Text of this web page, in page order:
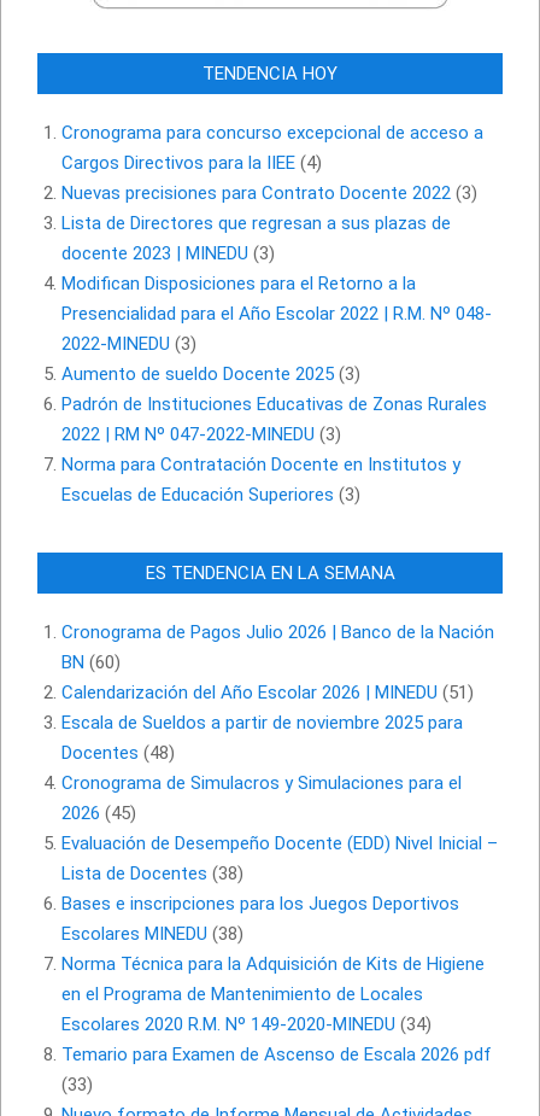
TENDENCIA HOY
Cronograma para concurso excepcional de acceso a
Cargos Directivos para la IIEE (4)
Nuevas precisiones para Contrato Docente 2022 (3)
Lista de Directores que regresan a sus plazas de
docente 2023 | MINEDU (3)
Modifican Disposiciones para el Retorno a la
Presencialidad para el Año Escolar 2022 | R.M. Nº 048-
2022-MINEDU (3)
Aumento de sueldo Docente 2025 (3)
Padrón de Instituciones Educativas de Zonas Rurales
2022 | RM Nº 047-2022-MINEDU (3)
Norma para Contratación Docente en Institutos y
Escuelas de Educación Superiores (3)
ES TENDENCIA EN LA SEMANA
Cronograma de Pagos Julio 2026 | Banco de la Nación
BN (60)
Calendarización del Año Escolar 2026 | MINEDU (51)
Escala de Sueldos a partir de noviembre 2025 para
Docentes (48)
Cronograma de Simulacros y Simulaciones para el
2026 (45)
Evaluación de Desempeño Docente (EDD) Nivel Inicial –
Lista de Docentes (38)
Bases e inscripciones para los Juegos Deportivos
Escolares MINEDU (38)
Norma Técnica para la Adquisición de Kits de Higiene
en el Programa de Mantenimiento de Locales
Escolares 2020 R.M. Nº 149-2020-MINEDU (34)
Temario para Examen de Ascenso de Escala 2026 pdf
(33)